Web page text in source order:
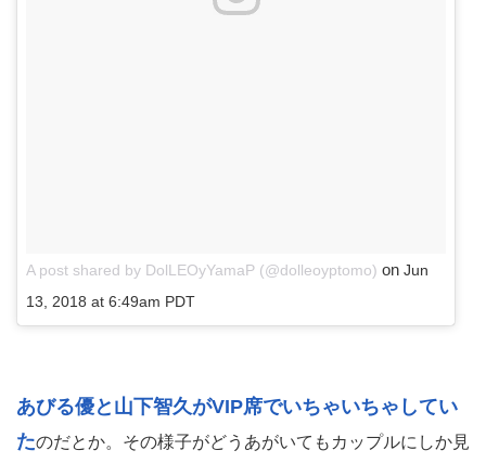
A post shared by DolLEOyYamaP (@dolleoyptomo) on Jun
13, 2018 at 6:49am PDT
あびる優と山下智久がVIP席でいちゃいちゃしてい
たのだとか。その様子がどうあがいてもカップルにしか見